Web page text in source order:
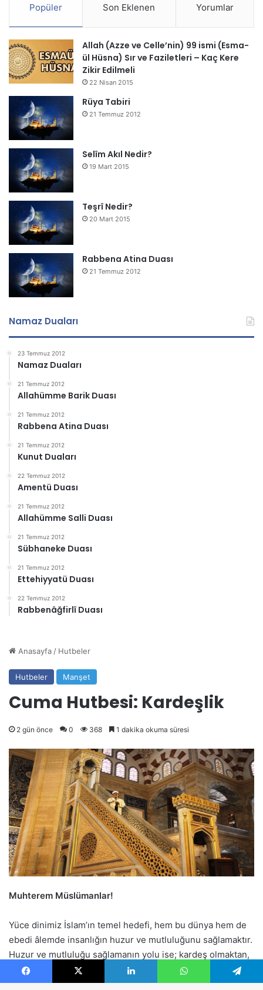
Popüler Son Eklenen Yorumlar
Allah (Azze ve Celle’nin) 99 ismi (Esma-
ül Hüsna) Sır ve Faziletleri – Kaç Kere
Zikir Edilmeli
22 Nisan 2015
Rüya Tabiri
21 Temmuz 2012
Selîm Akıl Nedir?
19 Mart 2015
Teşrî Nedir?
20 Mart 2015
Rabbena Atina Duası
21 Temmuz 2012
Namaz Duaları
23 Temmuz 2012
Namaz Duaları
21 Temmuz 2012
Allahümme Barik Duası
21 Temmuz 2012
Rabbena Atina Duası
21 Temmuz 2012
Kunut Duaları
22 Temmuz 2012
Amentü Duası
21 Temmuz 2012
Allahümme Salli Duası
21 Temmuz 2012
Sübhaneke Duası
21 Temmuz 2012
Ettehiyyatü Duası
22 Temmuz 2012
Rabbenâğfirlî Duası
Facebook X LinkedIn WhatsApp Telegram